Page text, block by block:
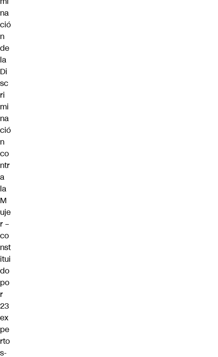
na
ció
n
de
la
Di
sc
ri
mi
na
ció
n
co
ntr
a
la
M
uje
r –
co
nst
itui
do
po
r
23
ex
pe
rto
s-